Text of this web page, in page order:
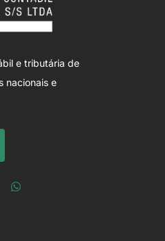
e tributária de
nacionais e